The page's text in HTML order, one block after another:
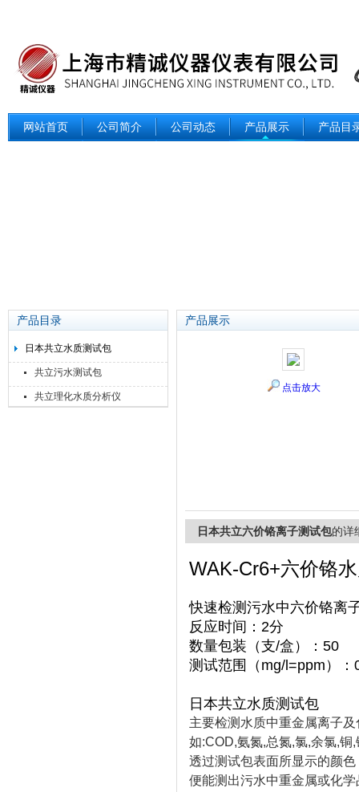
网站首页 公司简介 公司动态 产品展示 产品目
产品目录
日本共立水质测试包
共立污水测试包
共立理化水质分析仪
产品展示
点击放大
日本共立六价铬离子测试包的详
WAK-Cr6+六价铬
快速检测污水中六价铬离
反应时间：2分
数量包装（支/盒）：50
测试范围（mg/l=ppm）：
日本共立水质测试包
主要检测水质中重金属离子
如:COD,氨氮,总氮,氯,余氯,铜
透过测试包表面所显示的颜色
便能测出污水中重金属或化